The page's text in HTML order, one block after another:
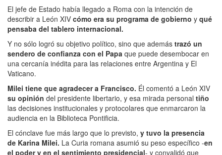
El jefe de Estado había llegado a Roma con la intención de
describir a León XIV cómo era su programa de gobierno y qué
pensaba del tablero internacional.
Y no sólo logró su objetivo político, sino que además trazó un
sendero de confianza con el Papa que puede desembocar en
una cercanía inédita para las relaciones entre Argentina y El
Vaticano.
Milei tiene que agradecer a Francisco. Él comentó a León XIV
su opinión del presidente libertario, y esa mirada personal tiño
las decisiones institucionales y protocolares que enmarcaron la
audiencia en la Biblioteca Pontificia.
El cónclave fue más largo que lo previsto, y tuvo la presencia
de Karina Milei. La Curia romana asumió su peso específico -en
el poder y en el sentimiento presidencial- y convalidó que